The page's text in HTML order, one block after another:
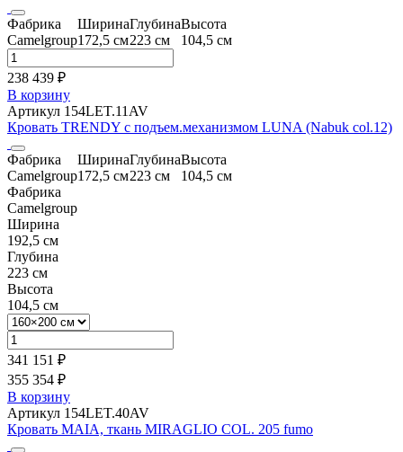
Фабрика
Camelgroup
Ширина
172,5 см
Глубина
223 см
Высота
104,5 см
238 439 ₽
В корзину
Артикул 154LET.11AV
Кровать TRENDY с подъем.механизмом LUNA (Nabuk col.12)
Фабрика
Camelgroup
Ширина
172,5 см
Глубина
223 см
Высота
104,5 см
Фабрика
Camelgroup
Ширина
192,5 см
Глубина
223 см
Высота
104,5 см
341 151 ₽
355 354 ₽
В корзину
Артикул 154LET.40AV
Кровать MAIA, ткань MIRAGLIO COL. 205 fumo